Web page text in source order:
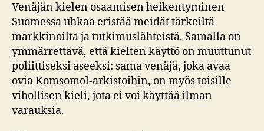
Venäjän kielen osaamisen heikentyminen
Suomessa uhkaa eristää meidät tärkeiltä
markkinoilta ja tutkimuslähteistä. Samalla on
ymmärrettävä, että kielten käyttö on muuttunut
poliittiseksi aseeksi: sama venäjä, joka avaa
ovia Komsomol-arkistoihin, on myös toisille
vihollisen kieli, jota ei voi käyttää ilman
varauksia.